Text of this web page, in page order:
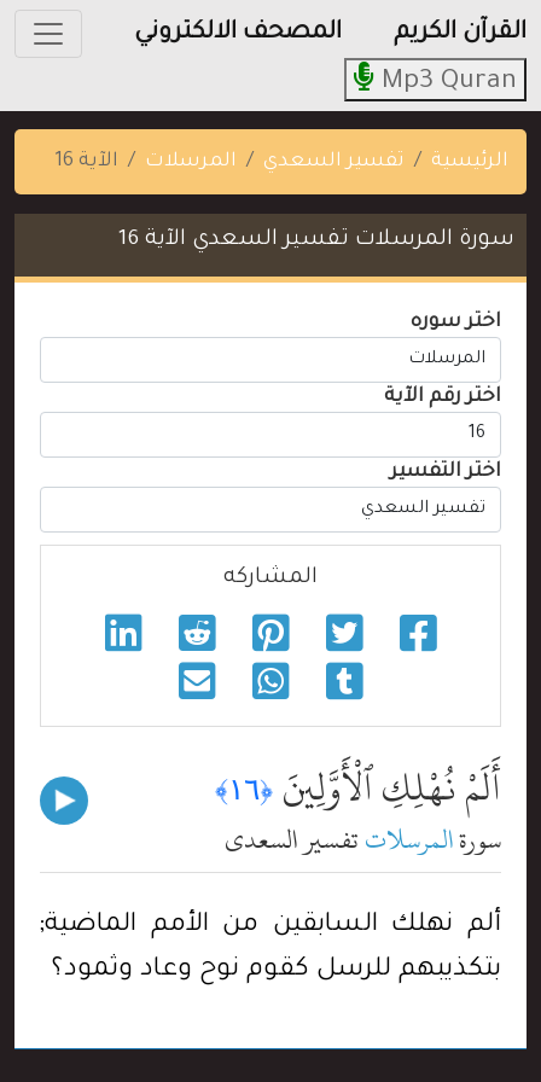
القرآن الكريم المصحف الالكتروني
Mp3 Quran
الرئيسية تفسير السعدي المرسلات الآية 16
سورة المرسلات تفسير السعدي الآية 16
اختر سوره
اختر رقم الآية
اختر التفسير
المشاركه
أَلَمْ نُهْلِكِ ٱلْأَوَّلِينَ ﴿١٦﴾
سورةالمرسلاتتفسير السعدي
ألم نهلك السابقين من الأمم الماضية;
بتكذيبهم للرسل كقوم نوح وعاد وثمود؟